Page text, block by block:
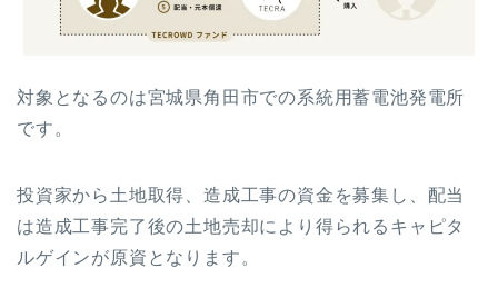
対象となるのは宮城県角田市での系統用蓄電池発電所
です。
投資家から土地取得、造成工事の資金を募集し、配当
は造成工事完了後の土地売却により得られるキャピタ
ルゲインが原資となります。